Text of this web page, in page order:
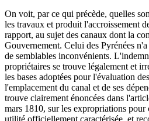
On voit, par ce qui précède, quelles
les travaux et produit l'accroissement
rapport, au sujet des canaux dont la
Gouvernement. Celui des Pyrénées
de semblables inconvénients.
propriétaires se trouve légalement et
les bases adoptées pour l'évaluation
l'emplacement du canal et de ses
trouve clairement énoncées dans
mars 1810, sur les expropriations